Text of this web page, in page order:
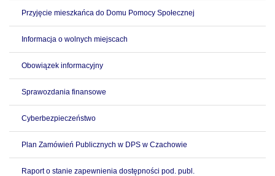
Przyjęcie mieszkańca do Domu Pomocy Społecznej
Informacja o wolnych miejscach
Obowiązek informacyjny
Sprawozdania finansowe
Cyberbezpieczeństwo
Plan Zamówień Publicznych w DPS w Czachowie
Raport o stanie zapewnienia dostępności pod. publ.